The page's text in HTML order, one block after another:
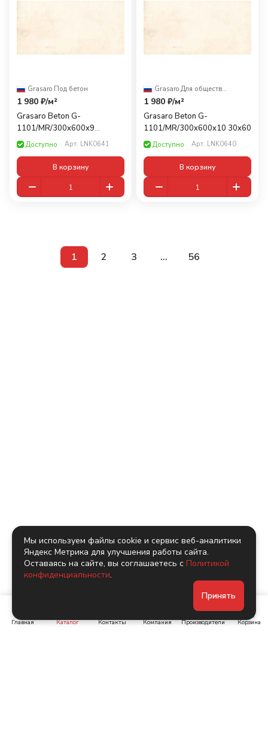
Grasaro·Под бетон
1 980 ₽/м²
Grasaro Beton G-
1101/MR/300x600x9
Бежевый 30x60
Доступно Арт. LNK0641
В корзину
Grasaro· Для общественных помещений
1 980 ₽/м²
Grasaro Beton G-
1101/MR/300x600x10 30x60
Доступно Арт. LNK0640
В корзину
1 2 3 ... 56
Главная Каталог Контакты Компания Производители Корзина
Мы используем файлы cookie и сервис веб-аналитики
Яндекс Метрика для улучшения работы сайта.
Оставаясь на сайте, вы соглашаетесь с Политикой
конфиденциальности.
Принять